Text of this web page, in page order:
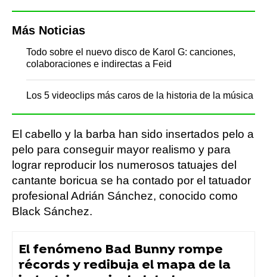
Más Noticias
Todo sobre el nuevo disco de Karol G: canciones,
colaboraciones e indirectas a Feid
Los 5 videoclips más caros de la historia de la música
El cabello y la barba han sido insertados pelo a
pelo para conseguir mayor realismo y para
lograr reproducir los numerosos tatuajes del
cantante boricua se ha contado por el tatuador
profesional Adrián Sánchez, conocido como
Black Sánchez.
El fenómeno Bad Bunny rompe
récords y redibuja el mapa de la